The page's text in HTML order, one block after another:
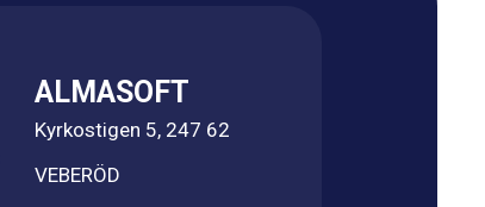
ALMASOFT
Kyrkostigen 5, 247 62
VEBERÖD